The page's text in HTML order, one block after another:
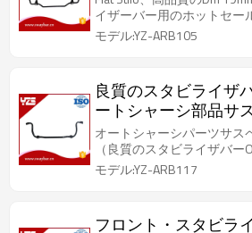
イザーバー用のホットセー
モデル:YZ-ARB105
良質のスタビライザ
ートシャーシ部品サ
テムA2213231765
オートシャーシパーツサス
（良質のスタビライザバー
モデル:YZ-ARB117
フロント・スタビラ